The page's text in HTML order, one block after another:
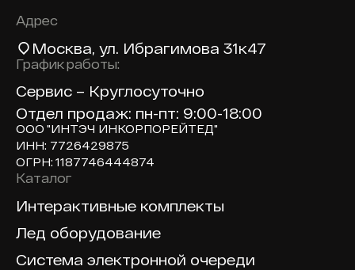
Адрес
Москва, ул. Ибрагимова 31к47
График работы:
Сервис – Круглосуточно
Отдел продаж: пн-пт: 9:00-18:00
ООО "ИНТЭЧ ИНКОРПОРЕЙТЕД"
ИНН: 7726429875
ОГРН: 1187746444874
Доп навигация по сайту
Каталог
Интерактивные комплекты
Лед оборудование
Система электронной очереди